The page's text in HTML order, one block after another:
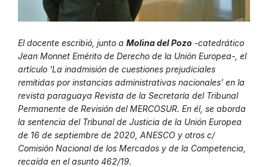
El docente escribió, junto a Molina del Pozo -catedrático
Jean Monnet Emérito de Derecho de la Unión Europea-, el
artículo ‘La inadmisión de cuestiones prejudiciales
remitidas por instancias administrativas nacionales’ en la
revista paraguaya Revista de la Secretaría del Tribunal
Permanente de Revisión del MERCOSUR. En él, se aborda
la sentencia del Tribunal de Justicia de la Unión Europea
de 16 de septiembre de 2020, ANESCO y otros c/
Comisión Nacional de los Mercados y de la Competencia,
recaída en el asunto 462/19.